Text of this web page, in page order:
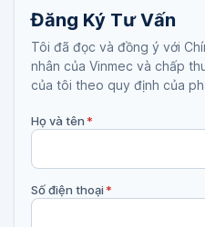
Đăng Ký Tư Vấn
Tôi đã đọc và đồng ý với
nhân của Vinmec và chấp
của tôi theo quy định của
Họ và tên*
Số điện thoại*